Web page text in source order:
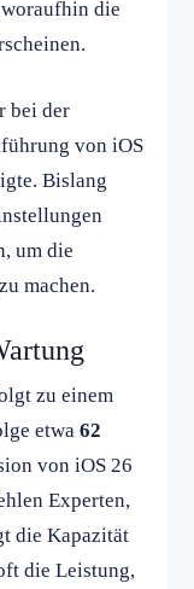
die
bei der
von iOS
Bislang
um die
machen.
zu einem
etwa 62
von iOS 26
Experten,
die Kapazität
die Leistung,